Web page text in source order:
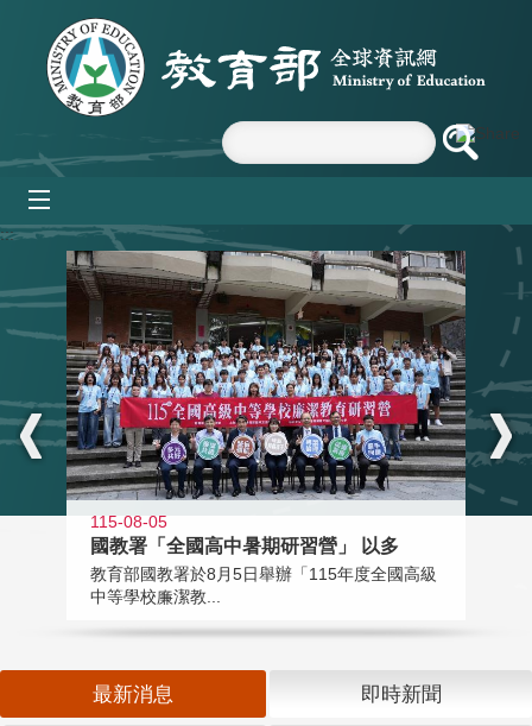
跳到主要內容區塊
:::
115-08-05
國教署「全國高中暑期研習營」 以多
教育部國教署於8月5日舉辦「115年度全國高級
中等學校廉潔教...
最新消息 即時新聞